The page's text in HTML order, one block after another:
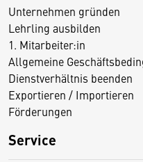
Unternehmen gründen
Lehrling ausbilden
1. Mitarbeiter:in
Allgemeine
Dienstverhältnis beenden
Exportieren / Importieren
Förderungen
Service